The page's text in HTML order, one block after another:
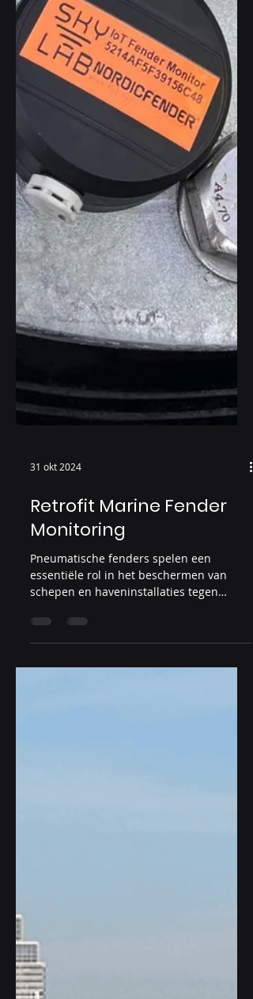
31 okt 2024
Retrofit Marine Fender
Monitoring
essentiële rol in het beschermen van
schepen en haveninstallaties tegen